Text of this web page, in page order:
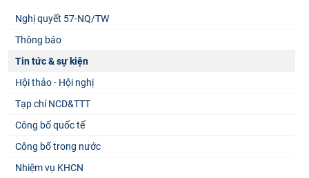
Nghị quyết 57-NQ/TW
Thông báo
Tin tức & sự kiện
Hội thảo - Hội nghị
Tạp chí NCD&TTT
Công bố quốc tế
Công bố trong nước
Nhiệm vụ KHCN